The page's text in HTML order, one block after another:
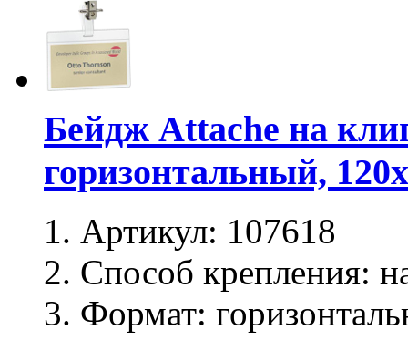
Бейдж Attache на
горизонтальный,
Артикул: 107618
Способ крепления:
Формат: